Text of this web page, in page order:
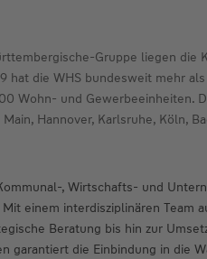
Gruppe liegen die
hat die WHS bundesweit
Wohn- und Gewerbeeinheiten.
Hannover, Karlsruhe, Köln,
, Wirtschafts- und
einem interdisziplinären
Beratung bis hin zur
garantiert die Einbindung in die